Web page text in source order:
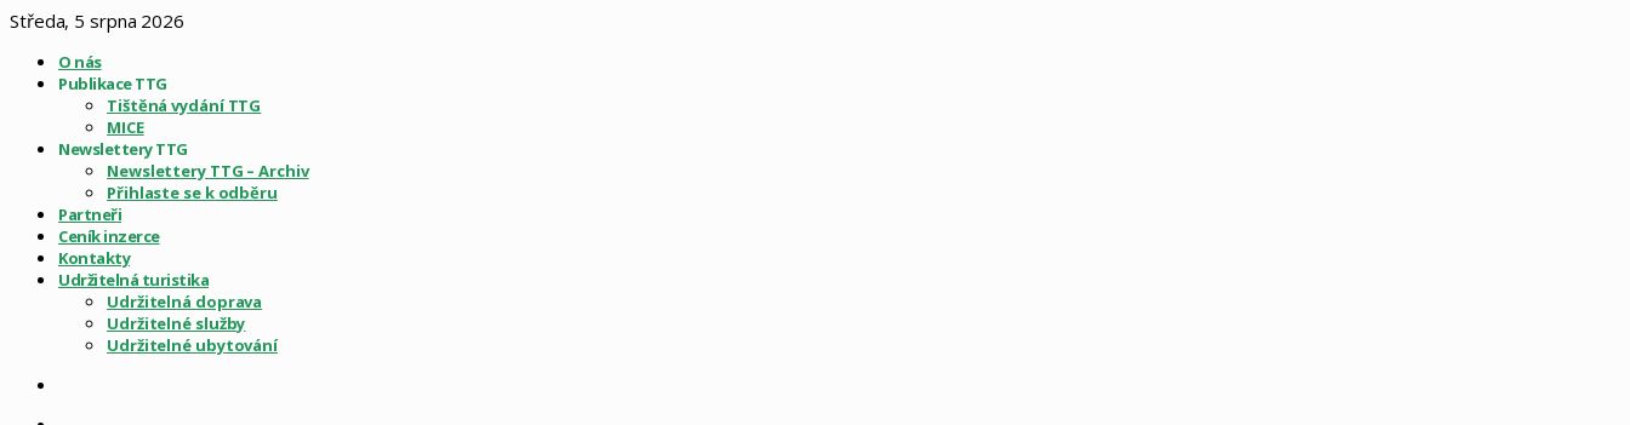
Středa, 5 srpna 2026
O nás
Publikace TTG
Tištěná vydání TTG
MICE
Newslettery TTG
Newslettery TTG – Archiv
Přihlaste se k odběru
Partneři
Ceník inzerce
Kontakty
Udržitelná turistika
Udržitelná doprava
Udržitelné služby
Udržitelné ubytování